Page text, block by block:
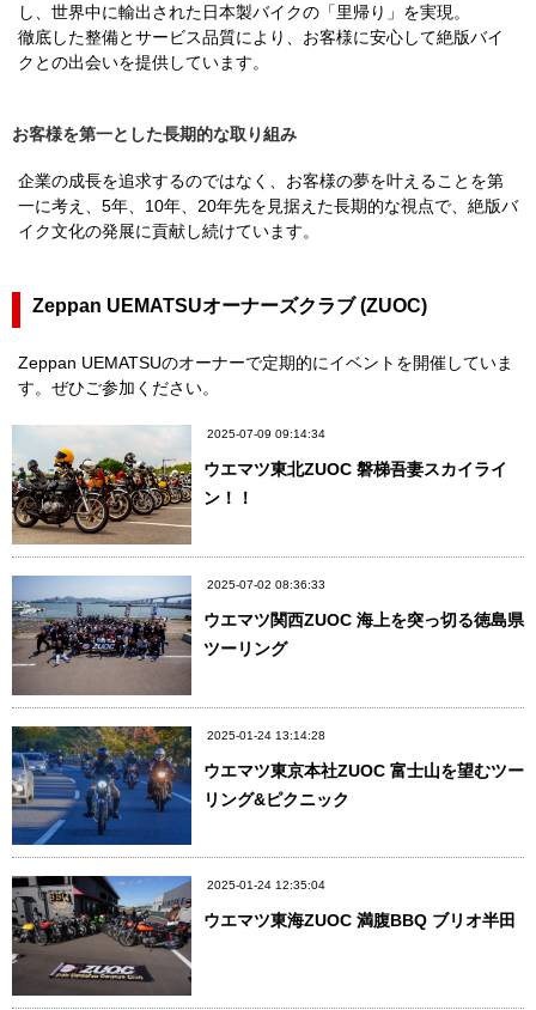
し、世界中に輸出された日本製バイクの「里帰り」を実現。
徹底した整備とサービス品質により、お客様に安心して絶版バイ
クとの出会いを提供しています。
お客様を第一とした長期的な取り組み
企業の成長を追求するのではなく、お客様の夢を叶えることを第
一に考え、5年、10年、20年先を見据えた長期的な視点で、絶版バ
イク文化の発展に貢献し続けています。
Zeppan UEMATSUオーナーズクラブ (ZUOC)
Zeppan UEMATSUのオーナーで定期的にイベントを開催していま
す。ぜひご参加ください。
2025-07-09 09:14:34
ウエマツ東北ZUOC 磐梯吾妻スカイライ
ン！！
2025-07-02 08:36:33
ウエマツ関西ZUOC 海上を突っ切る徳島県
ツーリング
2025-01-24 13:14:28
ウエマツ東京本社ZUOC 富士山を望むツー
リング&ピクニック
2025-01-24 12:35:04
ウエマツ東海ZUOC 満腹BBQ ブリオ半田